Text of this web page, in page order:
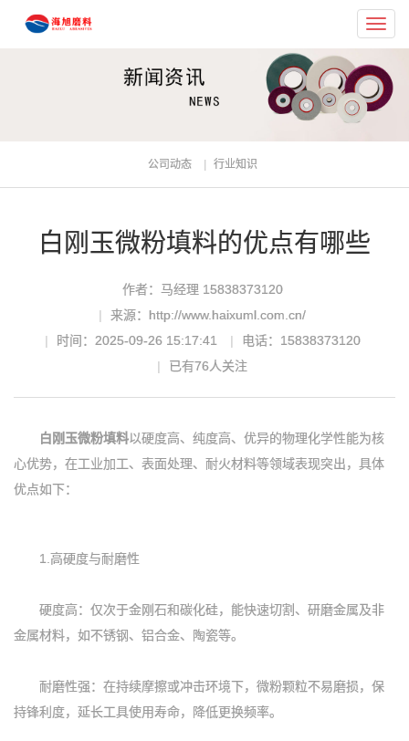
公司动态 行业知识
白刚玉微粉填料的优点有哪些
作者：马经理 15838373120
来源：http://www.haixuml.com.cn/
时间：2025-09-26 15:17:41
电话：15838373120
已有76人关注
白刚玉微粉填料以硬度高、纯度高、优异的物理化学性能为核
心优势，在工业加工、表面处理、耐火材料等领域表现突出，具体
优点如下：
1.高硬度与耐磨性
硬度高：仅次于金刚石和碳化硅，能快速切割、研磨金属及非
金属材料，如不锈钢、铝合金、陶瓷等。
耐磨性强：在持续摩擦或冲击环境下，微粉颗粒不易磨损，保
持锋利度，延长工具使用寿命，降低更换频率。